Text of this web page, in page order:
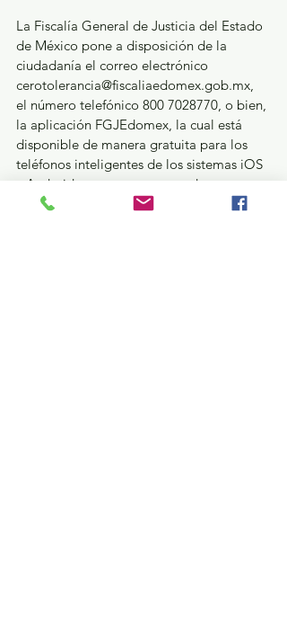
La Fiscalía General de Justicia del Estado
de México pone a disposición de la
ciudadanía el correo electrónico
cerotolerancia@fiscaliaedomex.gob.mx,
el número telefónico 800 7028770, o bien,
la aplicación FGJEdomex, la cual está
disponible de manera gratuita para los
teléfonos inteligentes de los sistemas iOS
y Android, para que, en caso de
reconocer a este sujeto como probable